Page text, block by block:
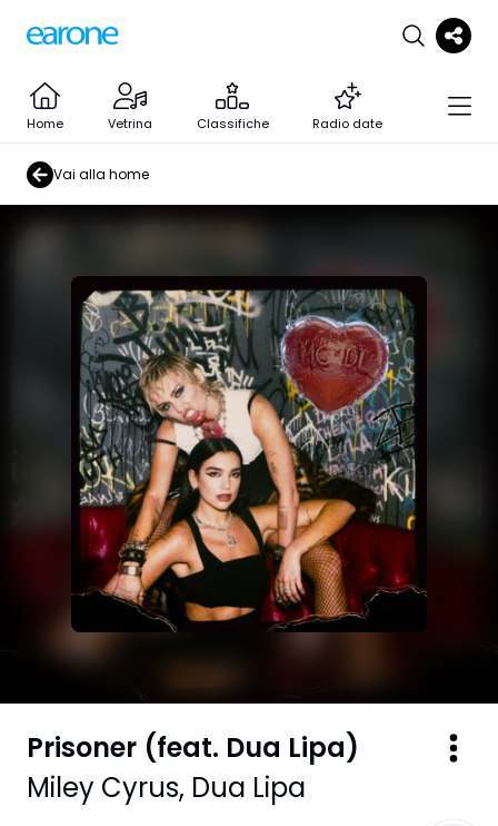
Home Vetrina Classifiche Radio date
Vai alla home
Prisoner (feat. Dua Lipa)
Miley Cyrus, Dua Lipa